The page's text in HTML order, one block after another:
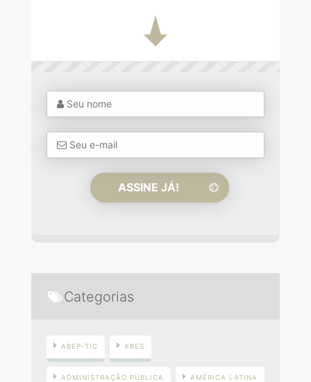
Categorias
ABEP-TIC ABES
ADMINISTRAÇÃO PÚBLICA AMÉRICA LATINA